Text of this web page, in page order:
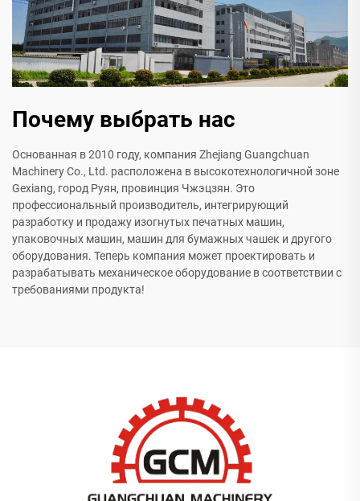
Почему выбрать нас
Основанная в 2010 году, компания Zhejiang Guangchuan
Machinery Co., Ltd. расположена в высокотехнологичной зоне
Gexiang, город Руян, провинция Чжэцзян. Это
профессиональный производитель, интегрирующий
разработку и продажу изогнутых печатных машин,
упаковочных машин, машин для бумажных чашек и другого
оборудования. Теперь компания может проектировать и
разрабатывать механическое оборудование в соответствии с
требованиями продукта!